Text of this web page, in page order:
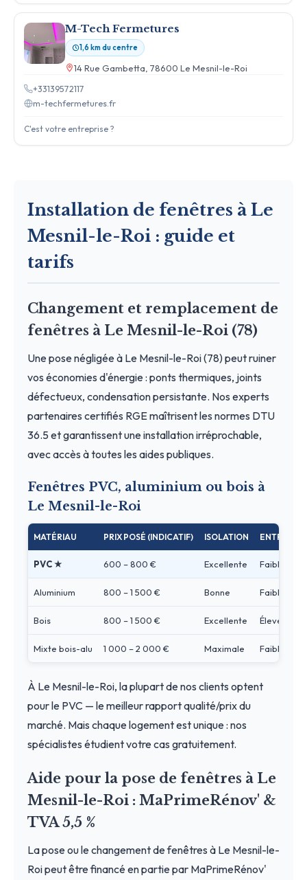
M-Tech Fermetures
1,6 km du centre
14 Rue Gambetta, 78600 Le Mesnil-le-Roi
+33139572117
m-techfermetures.fr
C'est votre entreprise ?
Installation de fenêtres à Le
Mesnil-le-Roi : guide et
tarifs
Changement et remplacement de
fenêtres à Le Mesnil-le-Roi (78)
Une pose négligée à Le Mesnil-le-Roi (78) peut ruiner
vos économies d'énergie : ponts thermiques, joints
défectueux, condensation persistante. Nos experts
partenaires certifiés RGE maîtrisent les normes DTU
36.5 et garantissent une installation irréprochable,
avec accès à toutes les aides publiques.
Fenêtres PVC, aluminium ou bois à
Le Mesnil-le-Roi
MATÉRIAU PRIX POSÉ (INDICATIF) ISOLATION ENTRETIEN
PVC ★ 600 – 800 € Excellente Faible
Aluminium 800 – 1 500 € Bonne Faible
Bois 800 – 1 500 € Excellente Élevé
Mixte bois-alu 1 000 – 2 000 € Maximale Faible
À Le Mesnil-le-Roi, la plupart de nos clients optent
pour le PVC — le meilleur rapport qualité/prix du
marché. Mais chaque logement est unique : nos
spécialistes étudient votre cas gratuitement.
Aide pour la pose de fenêtres à Le
Mesnil-le-Roi : MaPrimeRénov' &
TVA 5,5 %
La pose ou le changement de fenêtres à Le Mesnil-le-
Roi peut être financé en partie par MaPrimeRénov'